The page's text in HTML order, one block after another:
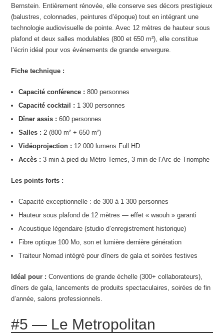
Bernstein. Entièrement rénovée, elle conserve ses décors prestigieux
(balustres, colonnades, peintures d’époque) tout en intégrant une
technologie audiovisuelle de pointe. Avec 12 mètres de hauteur sous
plafond et deux salles modulables (800 et 650 m²), elle constitue
l’écrin idéal pour vos événements de grande envergure.
Fiche technique :
Capacité conférence : 800 personnes
Capacité cocktail : 1 300 personnes
Dîner assis : 600 personnes
Salles : 2 (800 m² + 650 m²)
Vidéoprojection : 12 000 lumens Full HD
Accès : 3 min à pied du Métro Ternes, 3 min de l’Arc de Triomphe
Les points forts :
Capacité exceptionnelle : de 300 à 1 300 personnes
Hauteur sous plafond de 12 mètres — effet « waouh » garanti
Acoustique légendaire (studio d’enregistrement historique)
Fibre optique 100 Mo, son et lumière dernière génération
Traiteur Nomad intégré pour dîners de gala et soirées festives
Idéal pour : Conventions de grande échelle (300+ collaborateurs),
dîners de gala, lancements de produits spectaculaires, soirées de fin
d’année, salons professionnels.
#5 — Le Metropolitan